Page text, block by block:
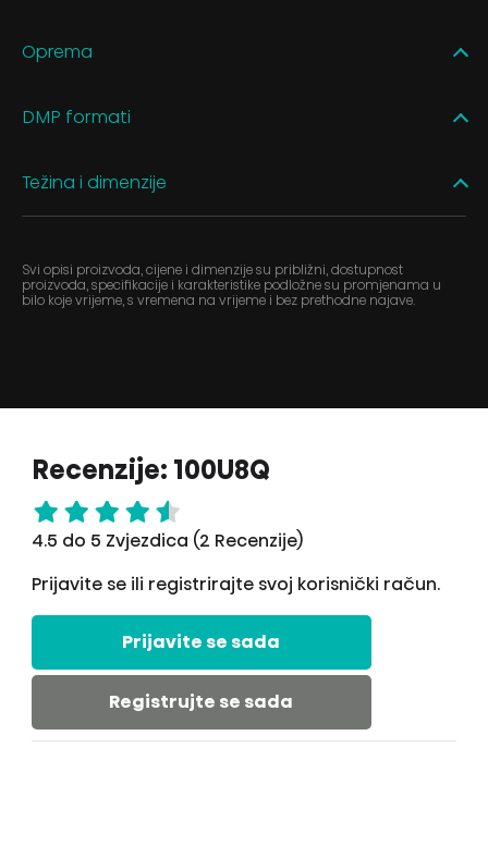
Oprema
DMP formati
Težina i dimenzije
Svi opisi proizvoda, cijene i dimenzije su približni, dostupnost
proizvoda, specifikacije i karakteristike podložne su promjenama u
bilo koje vrijeme, s vremena na vrijeme i bez prethodne najave.
Recenzije: 100U8Q
4.5 do 5 Zvjezdica (2 Recenzije)
Prijavite se ili registrirajte svoj korisnički račun.
Prijavite se sada
Registrujte se sada